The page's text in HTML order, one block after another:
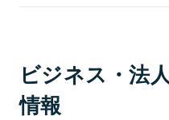
ビジネス・法
情報